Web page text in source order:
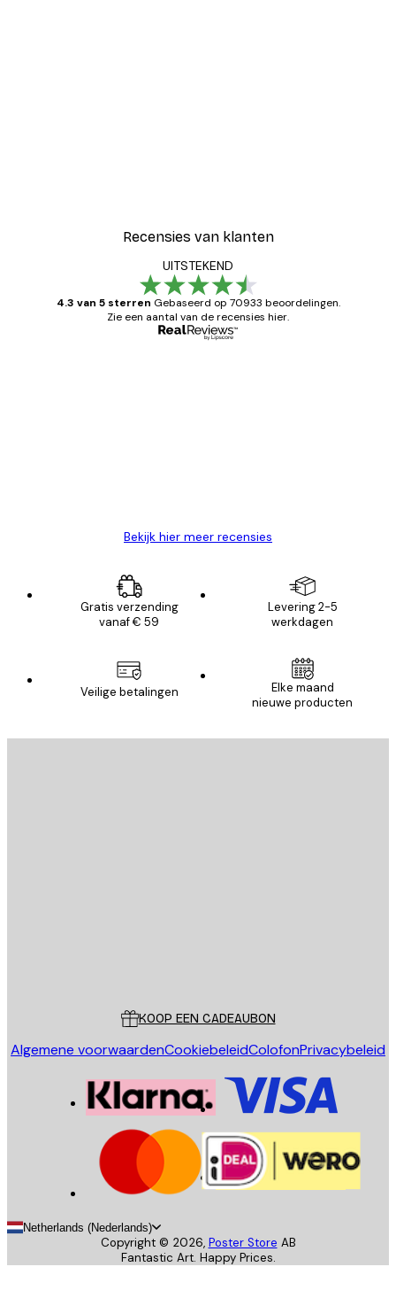
Recensies van klanten
UITSTEKEND
4.3 van 5 sterren Gebaseerd op 70933 beoordelingen.
Zie een aantal van de recensies hier.
Bekijk hier meer recensies
Gratis verzending
vanaf € 59
Levering 2-5
werkdagen
Veilige betalingen
Elke maand
nieuwe producten
KOOP EEN CADEAUBON
Algemene voorwaardenCookiebeleidColofonPrivacybeleid
Netherlands (Nederlands)
Copyright © 2026, Poster Store AB
Fantastic Art. Happy Prices.